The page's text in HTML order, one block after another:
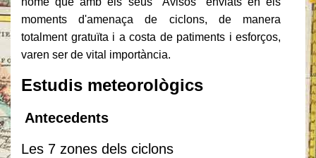
moments d'amenaça de ciclons, de manera
totalment gratuïta i a costa de patiments i esforços,
varen ser de vital importància.
Estudis meteorològics
Antecedents
Les 7 zones dels ciclons